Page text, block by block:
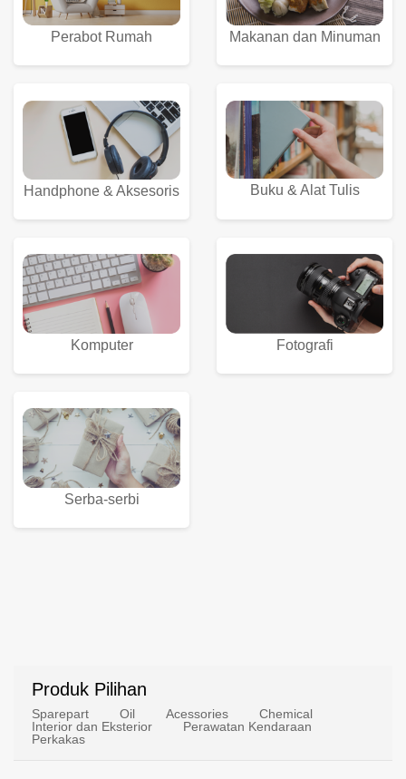
Perabot Rumah Makanan dan Minuman
Handphone & Aksesoris Buku & Alat Tulis
Komputer Fotografi
Serba-serbi
Produk Pilihan
Sparepart Oil Acessories
Chemical
Interior dan Eksterior
Perawatan Kendaraan
Perkakas